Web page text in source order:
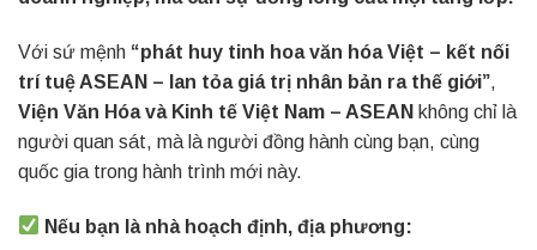
Với sứ mệnh “phát huy tinh hoa văn hóa Việt – kết nối
trí tuệ ASEAN – lan tỏa giá trị nhân bản ra thế giới”,
Viện Văn Hóa và Kinh tế Việt Nam – ASEAN không chỉ là
người quan sát, mà là người đồng hành cùng bạn, cùng
quốc gia trong hành trình mới này.
Nếu bạn là nhà hoạch định, địa phương: